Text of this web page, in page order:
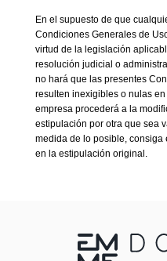
En el supuesto de que
Condiciones Generales de
virtud de la legislación
resolución judicial o
no hará que las presentes
resulten inexigibles o nulas
empresa procederá a la
estipulación por otra que sea
medida de lo posible,
en la estipulación original.